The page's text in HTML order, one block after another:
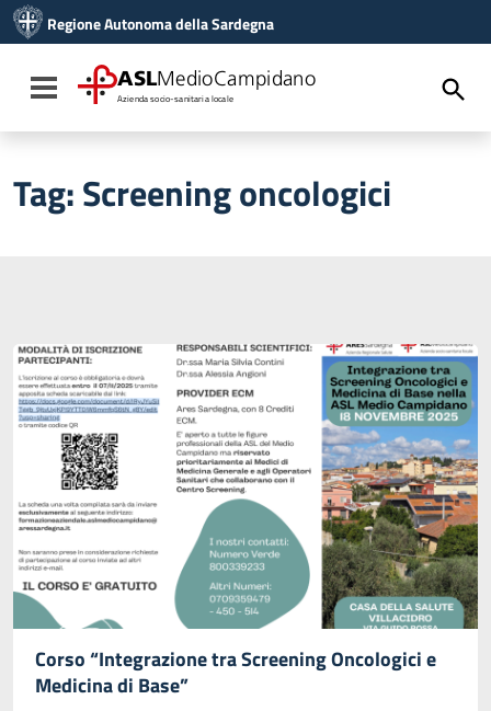
Vai al menu di navigazione
Vai al footer
Regione Autonoma della Sardegna
Toggle navigation
ASLMedioCampidano
Azienda socio-sanitaria locale
Tag:Screening oncologici
Corso “Integrazione tra Screening Oncologici e
Medicina di Base”